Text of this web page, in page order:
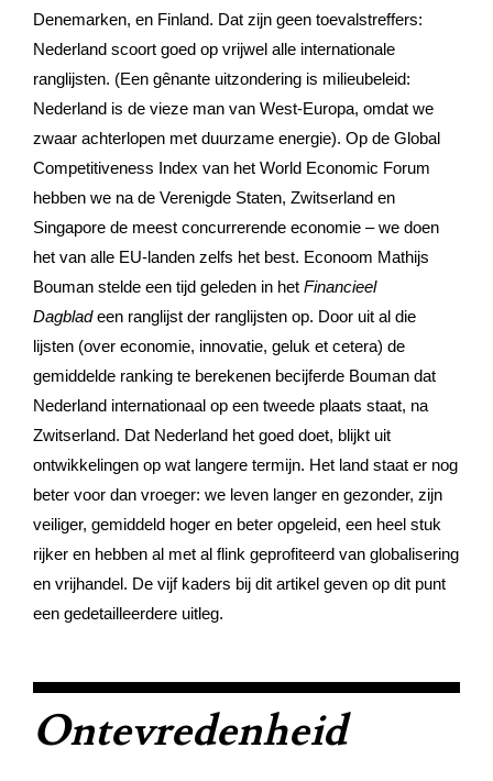
Denemarken, en Finland. Dat zijn geen toevalstreffers:
Nederland scoort goed op vrijwel alle internationale
ranglijsten. (Een gênante uitzondering is milieubeleid:
Nederland is de vieze man van West-Europa, omdat we
zwaar achterlopen met duurzame energie). Op de Global
Competitiveness Index van het World Economic Forum
hebben we na de Verenigde Staten, Zwitserland en
Singapore de meest concurrerende economie – we doen
het van alle EU-landen zelfs het best. Econoom Mathijs
Bouman stelde een tijd geleden in het Financieel
Dagbladeen ranglijst der ranglijsten op. Door uit al die
lijsten (over economie, innovatie, geluk et cetera) de
gemiddelde ranking te berekenen becijferde Bouman dat
Nederland internationaal op een tweede plaats staat, na
Zwitserland. Dat Nederland het goed doet, blijkt uit
ontwikkelingen op wat langere termijn. Het land staat er nog
beter voor dan vroeger: we leven langer en gezonder, zijn
veiliger, gemiddeld hoger en beter opgeleid, een heel stuk
rijker en hebben al met al flink geprofiteerd van globalisering
en vrijhandel. De vijf kaders bij dit artikel geven op dit punt
een gedetailleerdere uitleg.
Ontevredenheid